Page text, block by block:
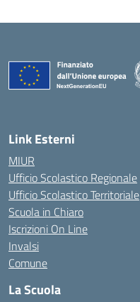
Link Esterni
MIUR
Ufficio Scolastico Regionale
Ufficio Scolastico Territoriale
Scuola in Chiaro
Iscrizioni On Line
Invalsi
Comune
La Scuola